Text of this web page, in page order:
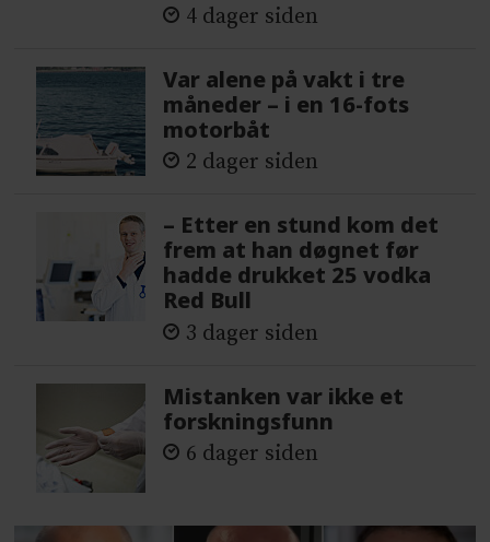
4 dager siden
Var alene på vakt i tre
måneder – i en 16-fots
motorbåt
2 dager siden
– Etter en stund kom det
frem at han døgnet før
hadde drukket 25 vodka
Red Bull
3 dager siden
Mistanken var ikke et
forskningsfunn
6 dager siden